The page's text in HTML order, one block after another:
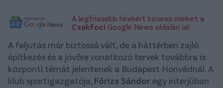
A legfrissebb hírekért kövess minket a
Csakfoci Google News oldalán is!
A feljutás már biztossá vált, de a háttérben zajló
építkezés és a jövőre vonatkozó tervek továbbra is
központi témát jelentenek a Budapest Honvédnál. A
klub sportigazgatója, Fórizs Sándor egy interjúban